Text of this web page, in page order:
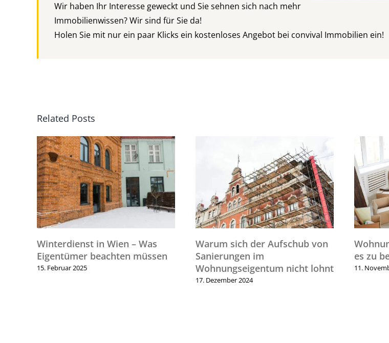
Wir haben Ihr Interesse geweckt und Sie sehnen sich nach mehr
Immobilienwissen? Wir sind für Sie da!
Holen Sie mit nur ein paar Klicks ein kostenloses Angebot bei convival Immobilien ein!
Related Posts
Winterdienst in Wien – Was
Eigentümer beachten müssen
15. Februar 2025
Warum sich der Aufschub von
Sanierungen im
Wohnungseigentum nicht lohnt
17. Dezember 2024
es zu
11.